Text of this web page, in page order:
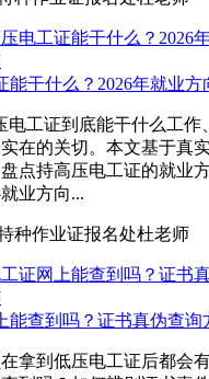
能干什么？2026年就业
电工证到底能干什么工作
在的关切。本文基于真
点持高压电工证的就业
业方向...
种作业证报名处杜老师
能查到吗？证书真伪查询
拿到低压电工证后都会